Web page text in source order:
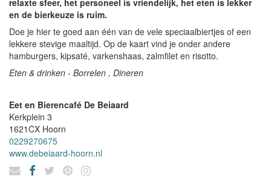
relaxte sfeer, het personeel is vriendelijk, het eten is lekker
en de bierkeuze is ruim.
Doe je hier te goed aan één van de vele speciaalbiertjes of een
lekkere stevige maaltijd. Op de kaart vind je onder andere
hamburgers, kipsaté, varkenshaas, zalmfilet en risotto.
Eten & drinken - Borrelen , Dineren
Eet en Bierencafé De Beiaard
Kerkplein 3
1621CX Hoorn
0229270675
www.debeiaard-hoorn.nl